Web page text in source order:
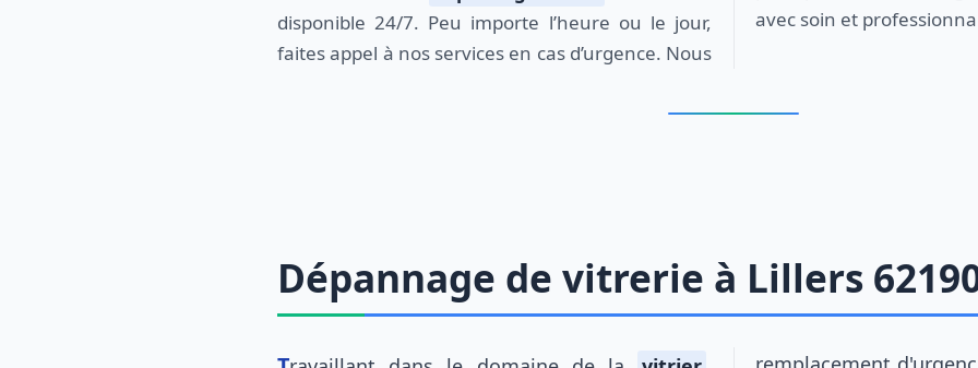
disponible 24/7. Peu importe l’heure ou le jour,
faites appel à nos services en cas d’urgence. Nous
avec soin et
Dépannage de vitrerie à Lillers